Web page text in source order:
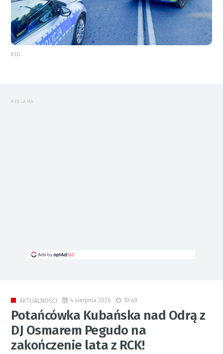
RED.
REKLAMA
AKTUALNOŚCI 4 sierpnia 2026 10:49
Potańcówka Kubańska nad Odrą z
DJ Osmarem Pegudo na
zakończenie lata z RCK!